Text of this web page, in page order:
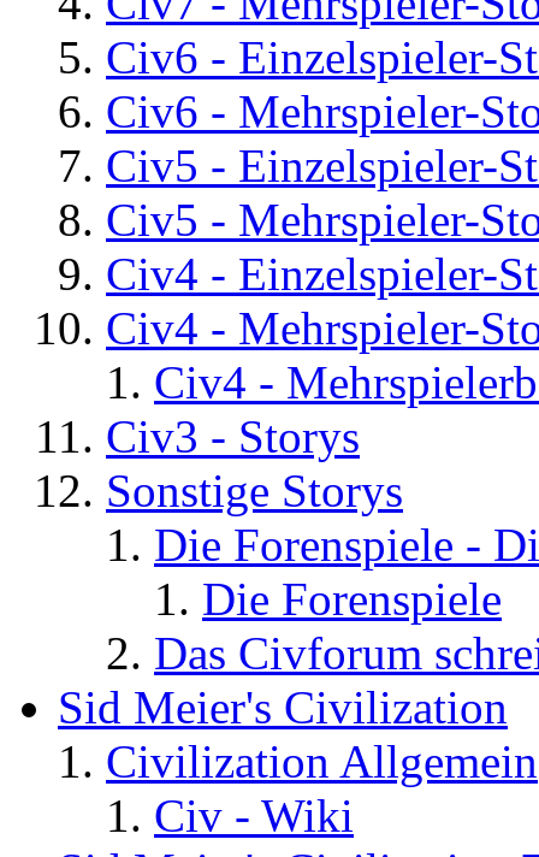
Civ6 - Einzelspieler-
Civ6 - Mehrspieler-
Civ5 - Einzelspieler-
Civ5 - Mehrspieler-
Civ4 - Einzelspieler-
Civ4 - Mehrspieler-
Civ4 -
Civ3 - Storys
Sonstige Storys
Die Forenspiele -
Die Forenspiele
Das Civforum
Sid Meier's Civilization
Civilization Allgemein
Civ - Wiki